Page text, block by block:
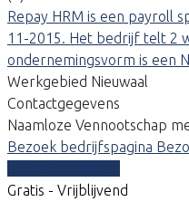
Repay HRM is een payroll
11-2015. Het bedrijf telt 2
ondernemingsvorm is een
Werkgebied Nieuwaal
Contactgegevens
Naamloze Vennootschap
Bezoek bedrijfspagina
Gratis - Vrijblijvend